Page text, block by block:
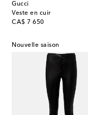
Gucci
Veste en cuir
CA$ 7 650
original price
Nouvelle saison